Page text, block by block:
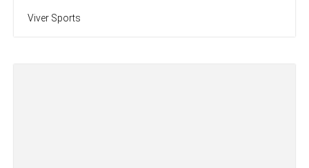
Viver Sports